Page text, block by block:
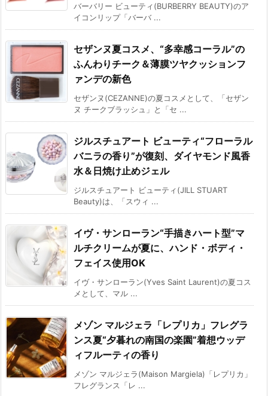
バーバリー ビューティ(BURBERRY BEAUTY)のア
イコンリップ「バーバ ...
セザンヌ夏コスメ、“多幸感コーラル”の
ふんわりチーク＆薄膜ツヤクッションフ
ァンデの新色
セザンヌ(CEZANNE)の夏コスメとして、「セザン
ヌ チークブラッシュ」と「セ ...
ジルスチュアート ビューティ“フローラル
バニラの香り”が復刻、ダイヤモンド風香
水＆日焼け止めジェル
ジルスチュアート ビューティ(JILL STUART
Beauty)は、「スウィ ...
イヴ・サンローラン“手描きハート型”マ
ルチクリームが夏に、ハンド・ボディ・
フェイス使用OK
イヴ・サンローラン(Yves Saint Laurent)の夏コス
メとして、マル ...
メゾン マルジェラ「レプリカ」フレグラ
ンス夏“夕暮れの南国の楽園”着想ウッデ
ィフルーティの香り
メゾン マルジェラ(Maison Margiela)「レプリカ」
フレグランス「レ ...